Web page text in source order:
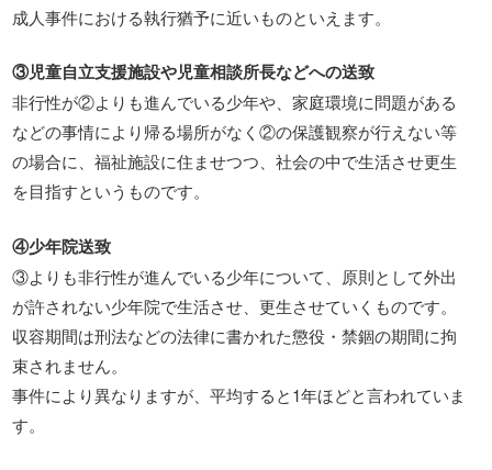
成人事件における執行猶予に近いものといえます。
③児童自立支援施設や児童相談所長などへの送致
非行性が②よりも進んでいる少年や、家庭環境に問題がある
などの事情により帰る場所がなく②の保護観察が行えない等
の場合に、福祉施設に住ませつつ、社会の中で生活させ更生
を目指すというものです。
④少年院送致
③よりも非行性が進んでいる少年について、原則として外出
が許されない少年院で生活させ、更生させていくものです。
収容期間は刑法などの法律に書かれた懲役・禁錮の期間に拘
束されません。
事件により異なりますが、平均すると1年ほどと言われていま
す。